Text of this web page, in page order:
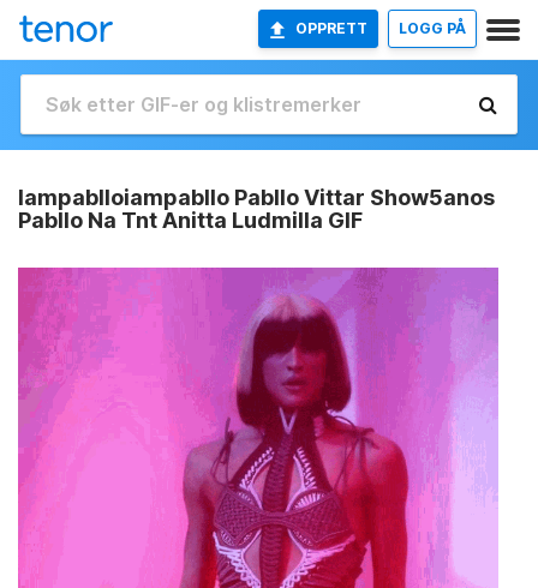
OPPRETT LOGG PÅ
Iampablloiampabllo Pabllo Vittar Show5anos
Pabllo Na Tnt Anitta Ludmilla GIF